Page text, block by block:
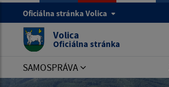
Oficiálna stránka Volica
Volica
Oficiálna stránka
SAMOSPRÁVA